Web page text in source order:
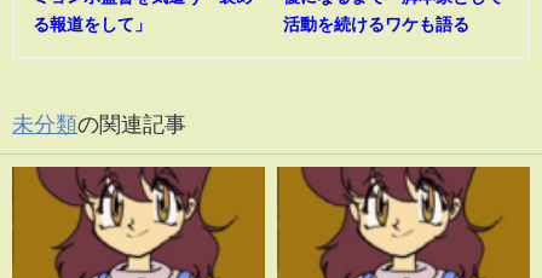
る報道をして」
活動を続けるワケも語る
未分類の関連記事